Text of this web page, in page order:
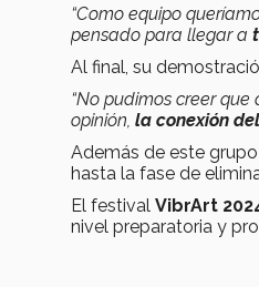
“Como equipo
pensado para llegar a
Al final, su
“No pudimos creer
opinión, la conexión
Además de este
hasta la fase de
El festival VibrArt
nivel preparatoria y